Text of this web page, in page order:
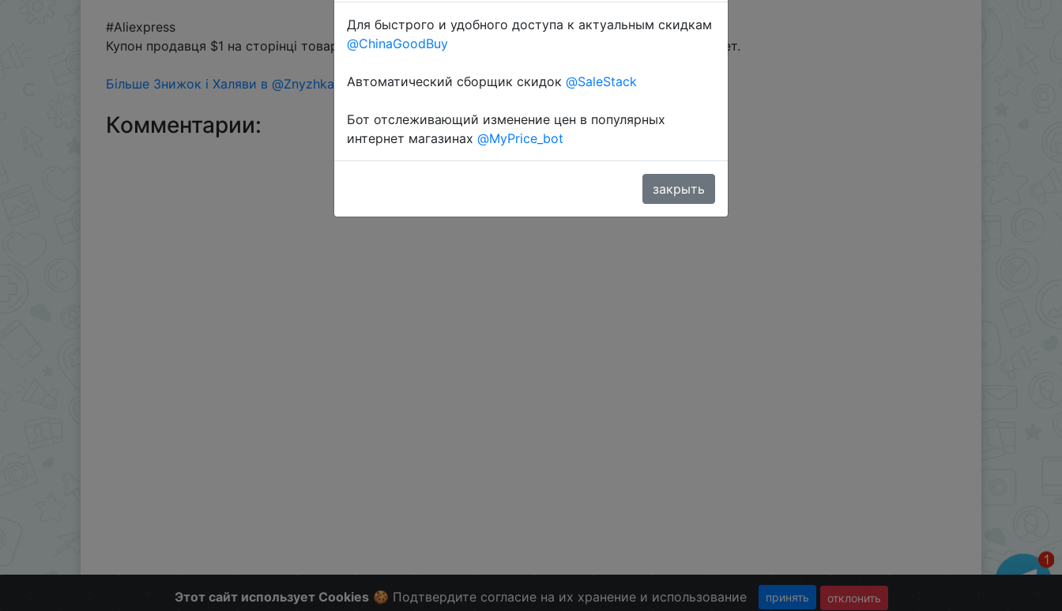
#Aliexpress
Купон продавця $1 на сторінці товару + знижка монетками 120 Coins у додатку через розділ монет.
Більше Знижок і Халяви в @ZnyzhkaUA
Комментарии:
Этот сайт использует Cookies🍪 Подтвердите согласие на их хранение и использование принять отклонить
Для быстрого и удобного доступа к актуальным скидкам
@ChinaGoodBuy
Автоматический сборщик скидок @SaleStack
Бот отслеживающий изменение цен в популярных
интернет магазинах @MyPrice_bot
закрыть